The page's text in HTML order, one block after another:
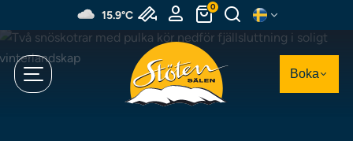
till
huvudinnehållet
15.9°C
0
Boka